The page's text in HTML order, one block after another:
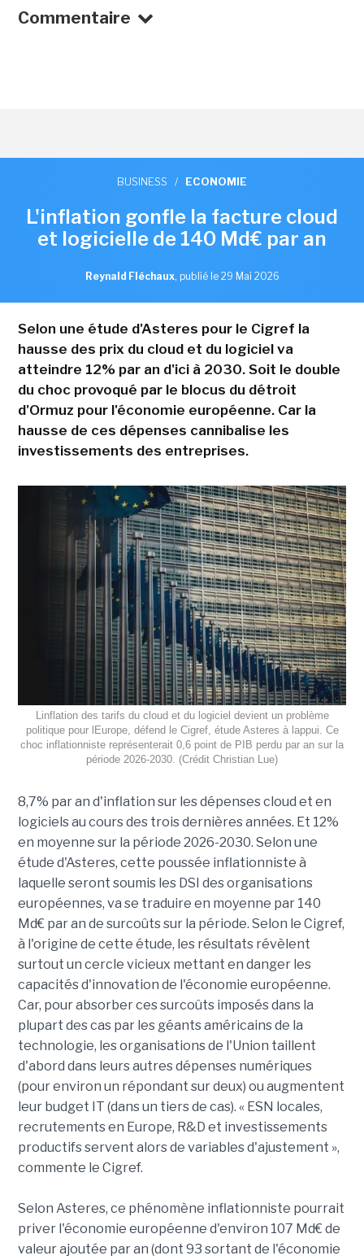
Commentaire
BUSINESS / ECONOMIE
L'inflation gonfle la facture cloud
et logicielle de 140 Md€ par an
Reynald Fléchaux, publié le 29 Mai 2026
Selon une étude d'Asteres pour le Cigref la
hausse des prix du cloud et du logiciel va
atteindre 12% par an d'ici à 2030. Soit le double
du choc provoqué par le blocus du détroit
d'Ormuz pour l'économie européenne. Car la
hausse de ces dépenses cannibalise les
investissements des entreprises.
Linflation des tarifs du cloud et du logiciel devient un problème
politique pour lEurope, défend le Cigref, étude Asteres à lappui. Ce
choc inflationniste représenterait 0,6 point de PIB perdu par an sur la
période 2026-2030. (Crédit Christian Lue)
8,7% par an d'inflation sur les dépenses cloud et en
logiciels au cours des trois dernières années. Et 12%
en moyenne sur la période 2026-2030. Selon une
étude d'Asteres, cette poussée inflationniste à
laquelle seront soumis les DSI des organisations
européennes, va se traduire en moyenne par 140
Md€ par an de surcoûts sur la période. Selon le Cigref,
à l'origine de cette étude, les résultats révèlent
surtout un cercle vicieux mettant en danger les
capacités d'innovation de l'économie européenne.
Car, pour absorber ces surcoûts imposés dans la
plupart des cas par les géants américains de la
technologie, les organisations de l'Union taillent
d'abord dans leurs autres dépenses numériques
(pour environ un répondant sur deux) ou augmentent
leur budget IT (dans un tiers de cas). « ESN locales,
recrutements en Europe, R&D et investissements
productifs servent alors de variables d'ajustement »,
commente le Cigref.
Selon Asteres, ce phénomène inflationniste pourrait
priver l'économie européenne d'environ 107 Md€ de
valeur ajoutée par an (dont 93 sortant de l'économie